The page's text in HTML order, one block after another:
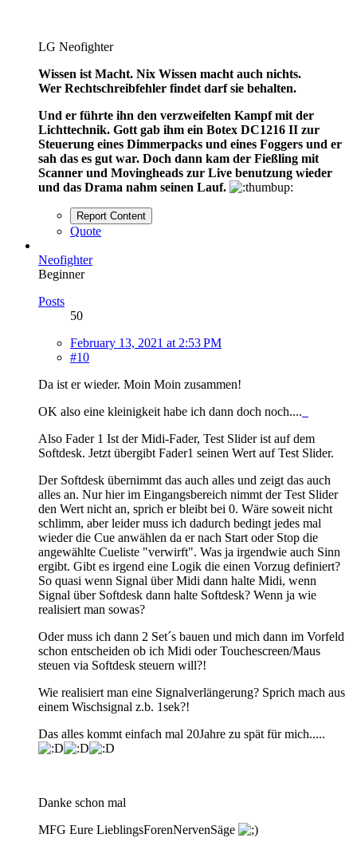
LG Neofighter
Wissen ist Macht. Nix Wissen macht auch nichts.
Wer Rechtschreibfehler findet darf sie behalten.
Und er führte ihn den verzweifelten Kampf mit der
Lichttechnik. Gott gab ihm ein Botex DC1216 II zur
Steuerung eines Dimmerpacks und eines Foggers und er
sah das es gut war. Doch dann kam der Fießling mit
Scanner und Movingheads zur Live benutzung wieder
und das Drama nahm seinen Lauf.
Report Content
Quote
Neofighter
Beginner
Posts
50
February 13, 2021 at 2:53 PM
#10
Da ist er wieder. Moin Moin zusammen!
OK also eine kleinigkeit habe ich dann doch noch....
Also Fader 1 Ist der Midi-Fader, Test Slider ist auf dem
Softdesk. Jetzt übergibt Fader1 seinen Wert auf Test Slider.
Der Softdesk übernimmt das auch alles und zeigt das auch
alles an. Nur hier im Eingangsbereich nimmt der Test Slider
den Wert nicht an, sprich er bleibt bei 0. Wäre soweit nicht
schlimm, aber leider muss ich dadurch bedingt jedes mal
wieder die Cue anwählen da er nach Start oder Stop die
angewählte Cueliste "verwirft". Was ja irgendwie auch Sinn
ergibt. Gibt es irgend eine Logik die einen Vorzug definiert?
So quasi wenn Signal über Midi dann halte Midi, wenn
Signal über Softdesk dann halte Softdesk? Wenn ja wie
realisiert man sowas?
Oder muss ich dann 2 Set´s bauen und mich dann im Vorfeld
schon entscheiden ob ich Midi oder Touchescreen/Maus
steuen via Softdesk steuern will?!
Wie realisiert man eine Signalverlängerung? Sprich mach aus
einem Wischsignal z.b. 1sek?!
Das alles kommt einfach mal 20Jahre zu spät für mich.....
Danke schon mal
MFG Eure LieblingsForenNervenSäge